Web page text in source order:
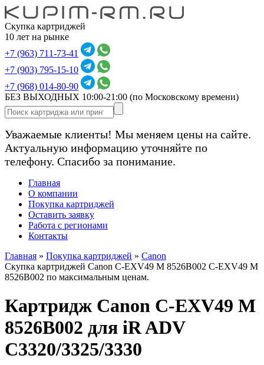
Скупка картриджей
10 лет на рынке
+7 (963) 711-73-41
+7 (903) 795-15-10
+7 (968) 014-80-90
БЕЗ ВЫХОДНЫХ 10:00-21:00 (по Московскому времени)
Уважаемые клиенты! Мы меняем цены на сайте.
Актуальную информацию уточняйте по
телефону. Спасибо за понимание.
Главная
О компании
Покупка картриджей
Оставить заявку
Работа с регионами
Контакты
Главная » Покупка картриджей » Canon
Скупка картриджей Canon C-EXV49 M 8526B002 C-EXV49 M
8526B002 по максимальным ценам.
Картридж Canon C-EXV49 M
8526B002 для iR ADV
C3320/3325/3330